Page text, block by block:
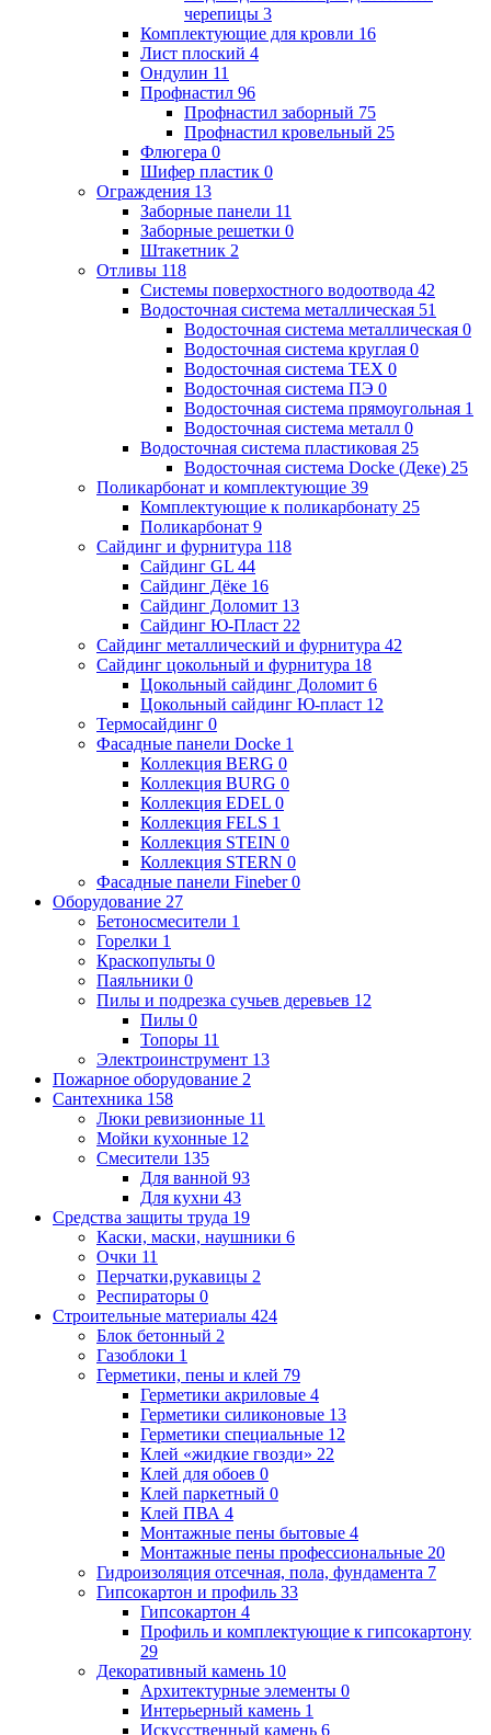
черепицы 3
Комплектующие для кровли 16
Лист плоский 4
Ондулин 11
Профнастил 96
Профнастил заборный 75
Профнастил кровельный 25
Флюгера 0
Шифер пластик 0
Ограждения 13
Заборные панели 11
Заборные решетки 0
Штакетник 2
Отливы 118
Системы поверхостного водоотвода 42
Водосточная система металлическая 51
Водосточная система металлическая 0
Водосточная система круглая 0
Водосточная система ТЕХ 0
Водосточная система ПЭ 0
Водосточная система прямоугольная 1
Водосточная система металл 0
Водосточная система пластиковая 25
Водосточная система Docke (Деке) 25
Поликарбонат и комплектующие 39
Комплектующие к поликарбонату 25
Поликарбонат 9
Сайдинг и фурнитура 118
Сайдинг GL 44
Сайдинг Дёке 16
Сайдинг Доломит 13
Сайдинг Ю-Пласт 22
Сайдинг металлический и фурнитура 42
Сайдинг цокольный и фурнитура 18
Цокольный сайдинг Доломит 6
Цокольный сайдинг Ю-пласт 12
Термосайдинг 0
Фасадные панели Docke 1
Коллекция BERG 0
Коллекция BURG 0
Коллекция EDEL 0
Коллекция FELS 1
Коллекция STEIN 0
Коллекция STERN 0
Фасадные панели Fineber0
Оборудование 27
Бетоносмесители 1
Горелки 1
Краскопульты 0
Паяльники 0
Пилы и подрезка сучьев деревьев 12
Пилы 0
Топоры 11
Электроинструмент 13
Пожарное оборудование 2
Сантехника 158
Люки ревизионные 11
Мойки кухонные 12
Смесители 135
Для ванной 93
Для кухни 43
Средства защиты труда 19
Каски, маски, наушники 6
Очки 11
Перчатки,рукавицы 2
Респираторы 0
Строительные материалы 424
Блок бетонный 2
Газоблоки 1
Герметики, пены и клей 79
Герметики акриловые 4
Герметики силиконовые 13
Герметики специальные 12
Клей «жидкие гвозди» 22
Клей для обоев 0
Клей паркетный 0
Клей ПВА 4
Монтажные пены бытовые 4
Монтажные пены профессиональные 20
Гидроизоляция отсечная, пола, фундамента 7
Гипсокартон и профиль 33
Гипсокартон 4
Профиль и комплектующие к гипсокартону
29
Декоративный камень 10
Архитектурные элементы 0
Интерьерный камень 1
Искусственный камень 6